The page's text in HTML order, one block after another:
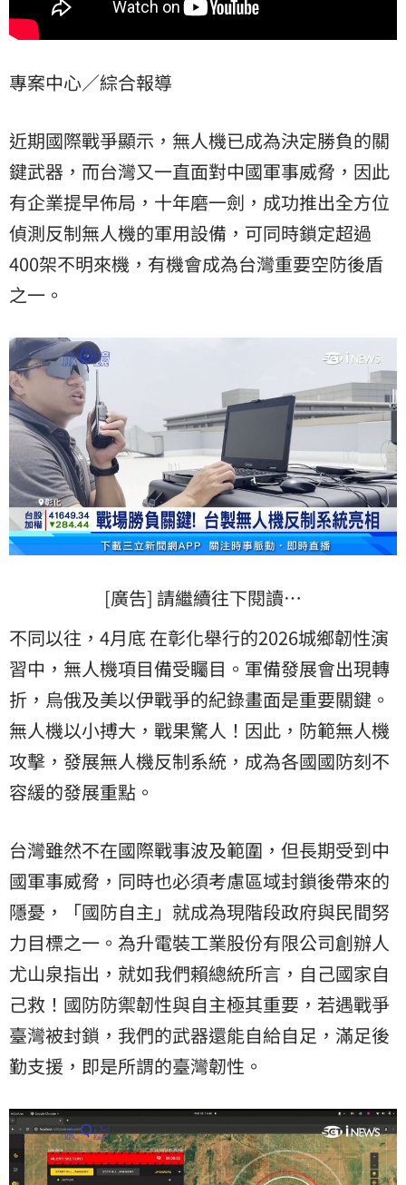
專案中心／綜合報導
近期國際戰爭顯示，無人機已成為決定勝負的關
鍵武器，而台灣又一直面對中國軍事威脅，因此
有企業提早佈局，十年磨一劍，成功推出全方位
偵測反制無人機的軍用設備，可同時鎖定超過
400架不明來機，有機會成為台灣重要空防後盾
之一。
[廣告] 請繼續往下閱讀…
不同以往，4月底 在彰化舉行的2026城鄉韌性演
習中，無人機項目備受矚目。軍備發展會出現轉
折，烏俄及美以伊戰爭的紀錄畫面是重要關鍵。
無人機以小搏大，戰果驚人！因此，防範無人機
攻擊，發展無人機反制系統，成為各國國防刻不
容緩的發展重點。
台灣雖然不在國際戰事波及範圍，但長期受到中
國軍事威脅，同時也必須考慮區域封鎖後帶來的
隱憂，「國防自主」就成為現階段政府與民間努
力目標之一。為升電裝工業股份有限公司創辦人
尤山泉指出，就如我們賴總統所言，自己國家自
己救！國防防禦韌性與自主極其重要，若遇戰爭
臺灣被封鎖，我們的武器還能自給自足，滿足後
勤支援，即是所謂的臺灣韌性。